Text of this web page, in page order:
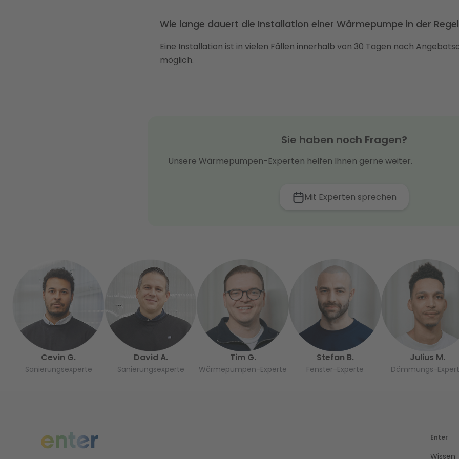
Wie lange dauert die Installation einer Wärmepumpe in der
Eine Installation ist in vielen Fällen innerhalb von 30 Tagen nach
möglich.
Sie haben noch Fragen?
Unsere Wärmepumpen-Experten helfen Ihnen gerne weiter.
Mit Experten sprechen
Cevin G.
Sanierungsexperte
David A.
Sanierungsexperte
Tim G.
Wärmepumpen-Experte
Stefan B.
Fenster-Experte
Julius M.
Dämmungs-
Enter
Wissen